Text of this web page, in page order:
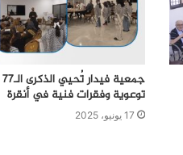
توعوية وفقرات فنية في أنقرة
17 يونيو، 2025